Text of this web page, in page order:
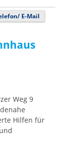
E-Mail
Weg 9
Hilfen für